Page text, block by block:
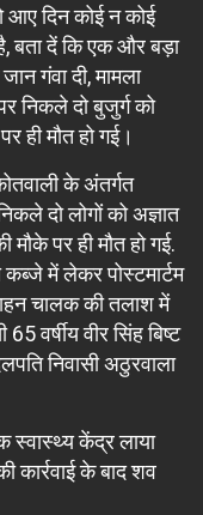
आए दिन कोई न कोई
बता दें कि एक और बड़ा
गंवा दी, मामला
निकले दो बुजुर्ग को
ही मौत हो गई।
के अंतर्गत
दो लोगों को अज्ञात
मौके पर ही मौत हो गई.
में लेकर पोस्टमार्टम
चालक की तलाश में
वर्षीय वीर सिंह बिष्ट
निवासी अठुरवाला
स्वास्थ्य केंद्र लाया
कार्रवाई के बाद शव